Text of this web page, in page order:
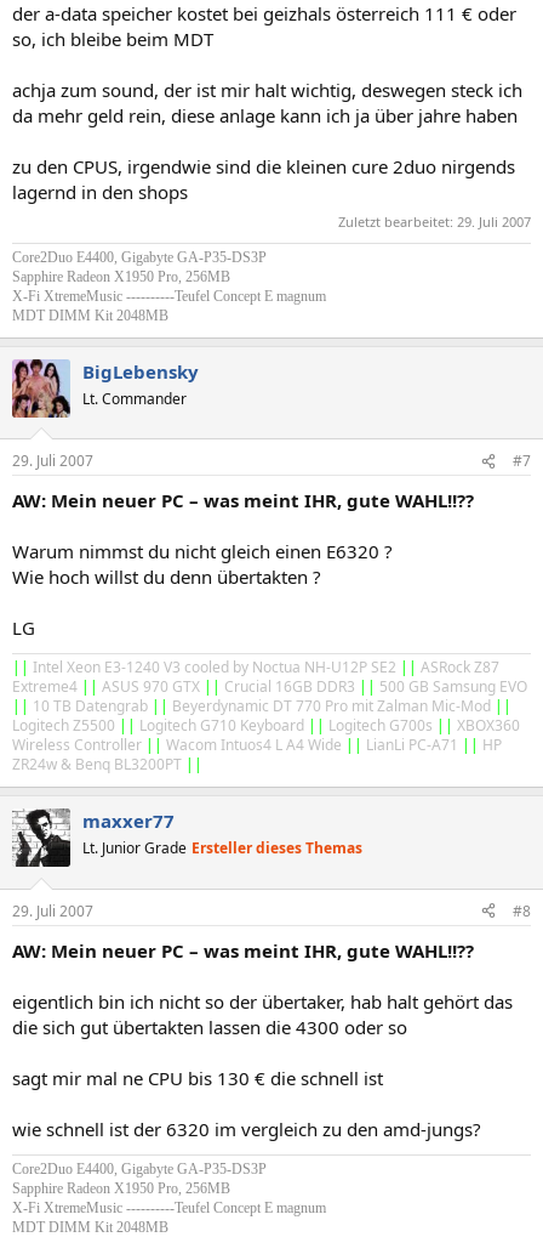
der a-data speicher kostet bei geizhals österreich 111 € oder
so, ich bleibe beim MDT
achja zum sound, der ist mir halt wichtig, deswegen steck ich
da mehr geld rein, diese anlage kann ich ja über jahre haben
zu den CPUS, irgendwie sind die kleinen cure 2duo nirgends
lagernd in den shops
Zuletzt bearbeitet: 29. Juli 2007
Core2Duo E4400, Gigabyte GA-P35-DS3P
Sapphire Radeon X1950 Pro, 256MB
X-Fi XtremeMusic ----------Teufel Concept E magnum
MDT DIMM Kit 2048MB
BigLebensky
Lt. Commander
29. Juli 2007 #7
AW: Mein neuer PC – was meint IHR, gute WAHL!!??
Warum nimmst du nicht gleich einen E6320 ?
Wie hoch willst du denn übertakten ?
LG
|| Intel Xeon E3-1240 V3 cooled by Noctua NH-U12P SE2 || ASRock Z87
Extreme4 || ASUS 970 GTX || Crucial 16GB DDR3 || 500 GB Samsung EVO
|| 10 TB Datengrab || Beyerdynamic DT 770 Pro mit Zalman Mic-Mod ||
Logitech Z5500 || Logitech G710 Keyboard || Logitech G700s || XBOX360
Wireless Controller || Wacom Intuos4 L A4 Wide || LianLi PC-A71 || HP
ZR24w & Benq BL3200PT ||
maxxer77
Lt. Junior Grade Ersteller dieses Themas
29. Juli 2007 #8
AW: Mein neuer PC – was meint IHR, gute WAHL!!??
eigentlich bin ich nicht so der übertaker, hab halt gehört das
die sich gut übertakten lassen die 4300 oder so
sagt mir mal ne CPU bis 130 € die schnell ist
wie schnell ist der 6320 im vergleich zu den amd-jungs?
Core2Duo E4400, Gigabyte GA-P35-DS3P
Sapphire Radeon X1950 Pro, 256MB
X-Fi XtremeMusic ----------Teufel Concept E magnum
MDT DIMM Kit 2048MB